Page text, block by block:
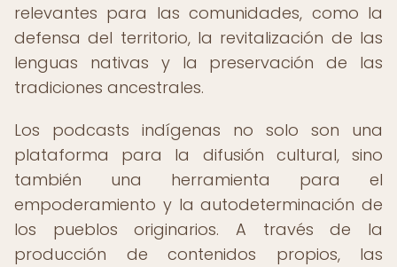
relevantes para las comunidades, como la
defensa del territorio, la revitalización de las
lenguas nativas y la preservación de las
tradiciones ancestrales.
Los podcasts indígenas no solo son una
plataforma para la difusión cultural, sino
también una herramienta para el
empoderamiento y la autodeterminación de
los pueblos originarios. A través de la
producción de contenidos propios, las